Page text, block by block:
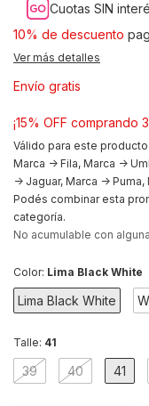
Cuotas SIN
10% de descuento
Ver más detalles
Envío gratis
¡15% OFF comprando
Válido para este
Marca -> Fila, Marca ->
-> Jaguar, Marca ->
Podés combinar esta
categoría.
No acumulable con
Color: Lima Black White
Lima Black White
Talle: 41
39 40 41